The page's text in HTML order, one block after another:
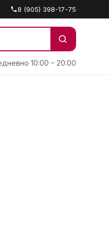
8 (905) 398-17-75
10:00 – 20:00